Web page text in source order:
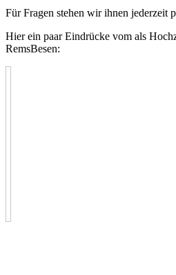
Für Fragen stehen wir ihnen jederzeit
Hier ein paar Eindrücke vom als
RemsBesen: